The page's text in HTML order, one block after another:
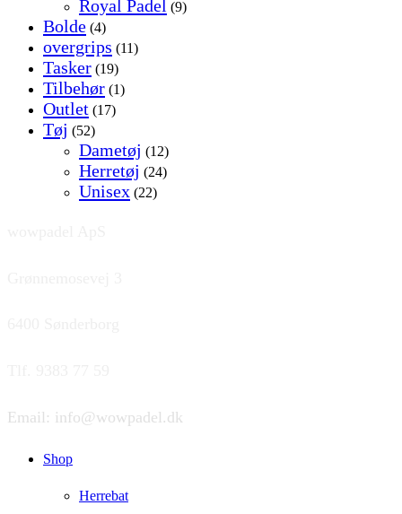
Royal Padel (9)
Bolde (4)
overgrips (11)
Tasker (19)
Tilbehør (1)
Outlet (17)
Tøj (52)
Dametøj (12)
Herretøj (24)
Unisex (22)
Email: info@wowpadel.dk
Shop
Herrebat